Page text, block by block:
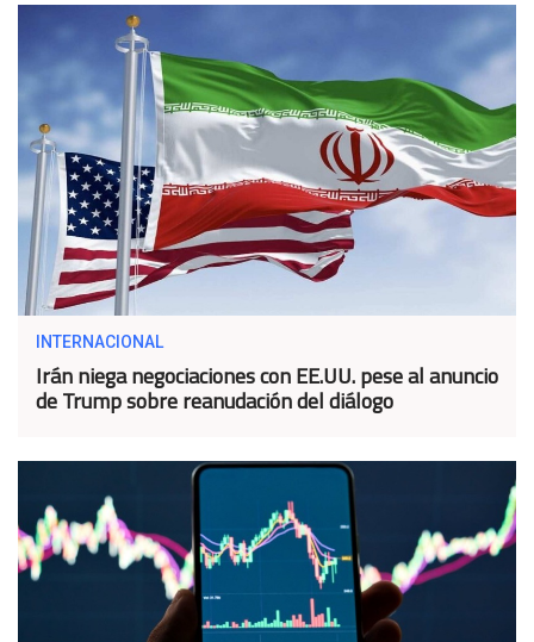
INTERNACIONAL
Irán niega negociaciones con EE.UU. pese al anuncio
de Trump sobre reanudación del diálogo